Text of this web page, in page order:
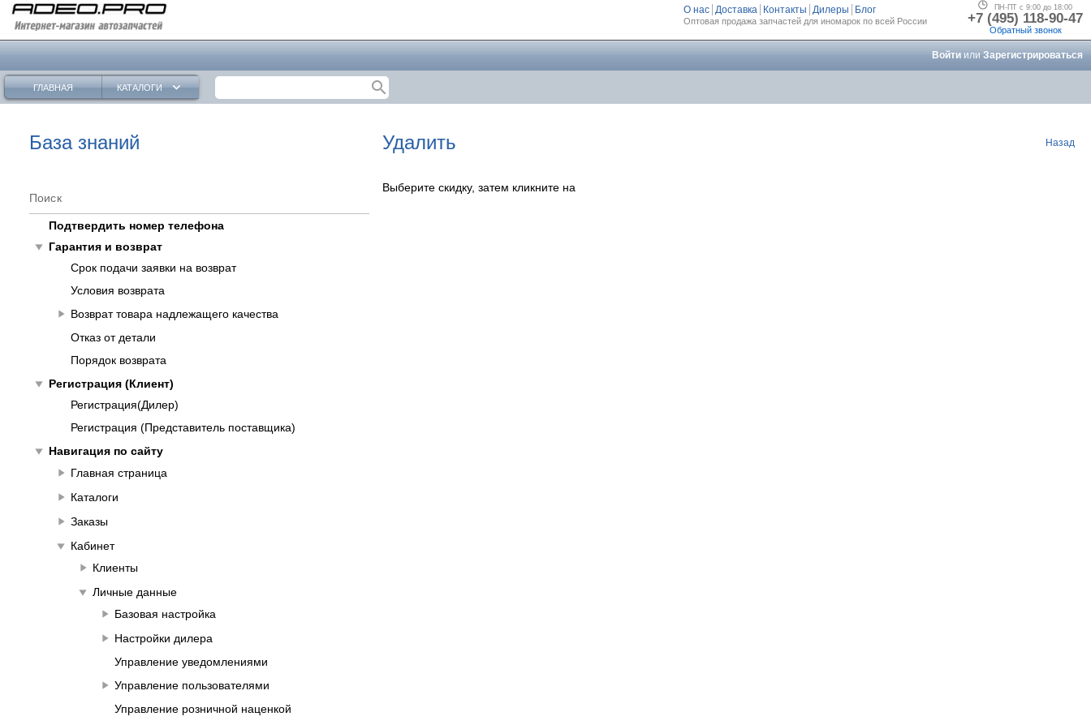
О нас Доставка Контакты Дилеры Блог
Оптовая продажа запчастей для иномарок по всей России
ПН-ПТ с 9:00 до 18:00
+7 (495) 118-90-47
Обратный звонок
Войти или Зарегистрироваться
ГЛАВНАЯ КАТАЛОГИ keyboard_arrow_down search
База знаний
Поиск
Подтвердить номер телефона
play_arrow Гарантия и возврат
Срок подачи заявки на возврат
Условия возврата
play_arrow Возврат товара надлежащего качества
Отказ от детали
Порядок возврата
play_arrow Регистрация (Клиент)
Регистрация(Дилер)
Регистрация (Представитель поставщика)
play_arrow Навигация по сайту
play_arrow Главная страница
play_arrow Каталоги
play_arrow Заказы
play_arrow Кабинет
play_arrow Клиенты
play_arrow Личные данные
play_arrow Базовая настройка
play_arrow Настройки дилера
Управление уведомлениями
play_arrow Управление пользователями
Управление розничной наценкой
Удалить Назад
Выберите скидку, затем кликните на